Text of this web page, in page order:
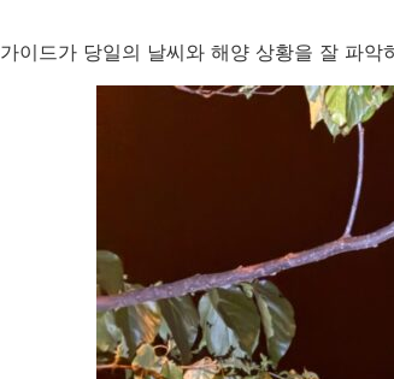
가이드가 당일의 날씨와 해양 상황을 잘 파악